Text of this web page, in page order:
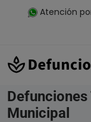
Atención
Municipal